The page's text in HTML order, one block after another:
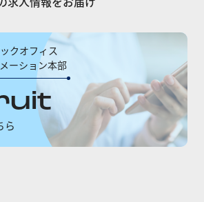
クオフィス
ーション本部
ら